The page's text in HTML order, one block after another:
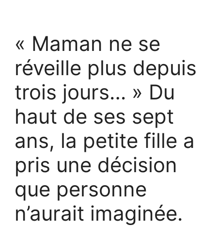
« Maman ne se
réveille plus depuis
trois jours… » Du
haut de ses sept
ans, la petite fille a
pris une décision
que personne
n’aurait imaginée.